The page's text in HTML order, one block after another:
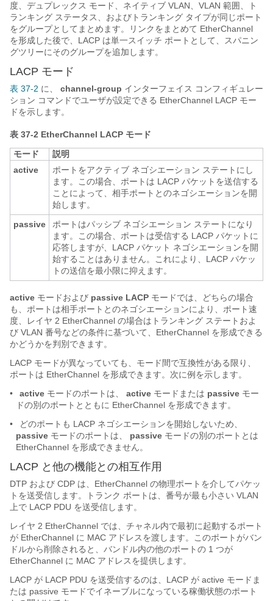
度、デュプレックス モード、ネイティブ VLAN、VLAN 範囲、ト
ランキング ステータス、およびトランキング タイプが同じポート
をグループとしてまとめます。リンクをまとめて EtherChannel
を形成した後で、LACP は単一スイッチ ポートとして、スパニン
グツリーにそのグループを追加します。
LACP モード
表 37-2 に、 channel-group インターフェイス コンフィギュレー
ション コマンドでユーザが設定できる EtherChannel LACP モー
ドを示します。
表 37-2 EtherChannel LACP モード
モード
説明
active
ポートをアクティブ ネゴシエーション ステートにし
ます。この場合、ポートは LACP パケットを送信する
ことによって、相手ポートとのネゴシエーションを開
始します。
passive
ポートはパッシブ ネゴシエーション ステートになり
ます。この場合、ポートは受信する LACP パケットに
応答しますが、LACP パケット ネゴシエーションを開
始することはありません。これにより、LACP パケッ
トの送信を最小限に抑えます。
active モードおよび passive LACP モードでは、どちらの場合
も、ポートは相手ポートとのネゴシエーションにより、ポート速
度、レイヤ 2 EtherChannel の場合はトランキング ステートおよ
び VLAN 番号などの条件に基づいて、EtherChannel を形成できる
かどうかを判別できます。
LACP モードが異なっていても、モード間で互換性がある限り、
ポートは EtherChannel を形成できます。次に例を示します。
•
active モードのポートは、 active モードまたは passive モー
ドの別のポートとともに EtherChannel を形成できます。
•
どのポートも LACP ネゴシエーションを開始しないため、
passive モードのポートは、 passive モードの別のポートとは
EtherChannel を形成できません。
LACP と他の機能との相互作用
DTP および CDP は、EtherChannel の物理ポートを介してパケッ
トを送受信します。トランク ポートは、番号が最も小さい VLAN
上で LACP PDU を送受信します。
レイヤ 2 EtherChannel では、チャネル内で最初に起動するポート
が EtherChannel に MAC アドレスを渡します。このポートがバン
ドルから削除されると、バンドル内の他のポートの 1 つが
EtherChannel に MAC アドレスを提供します。
LACP が LACP PDU を送受信するのは、LACP が active モードま
たは passive モードでイネーブルになっている稼働状態のポート